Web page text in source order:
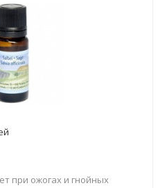
при ожогах и гнойных